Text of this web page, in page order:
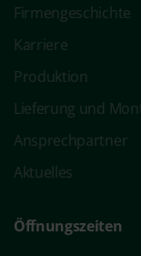
Firmengeschichte
Karriere
Produktion
Lieferung und
Ansprechpartner
Aktuelles
Öffnungszeiten